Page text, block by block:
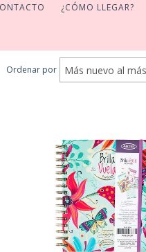
¿CÓMO LLEGAR?
Ordenar por